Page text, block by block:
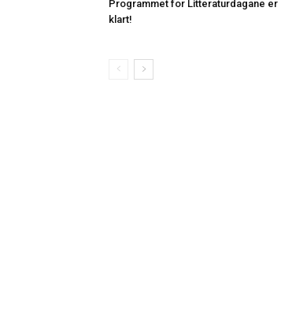
Programmet for Litteraturdagane er
klart!